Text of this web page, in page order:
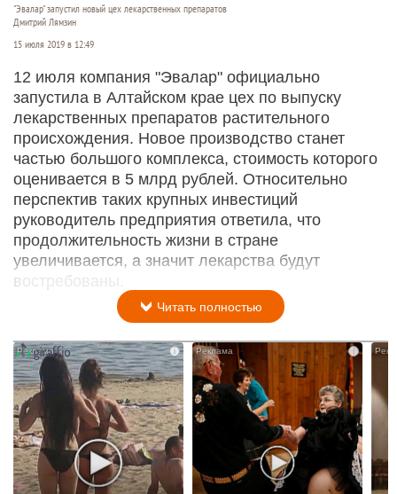
"Эвалар" запустил новый цех лекарственных препаратов
Дмитрий Лямзин
15 июля 2019 в 12:49
12 июля компания "Эвалар" официально
запустила в Алтайском крае цех по выпуску
лекарственных препаратов растительного
происхождения. Новое производство станет
частью большого комплекса, стоимость которого
оценивается в 5 млрд рублей. Относительно
перспектив таких крупных инвестиций
руководитель предприятия ответила, что
продолжительность жизни в стране
увеличивается, а значит лекарства будут
востребованы.
Читать полностью
i